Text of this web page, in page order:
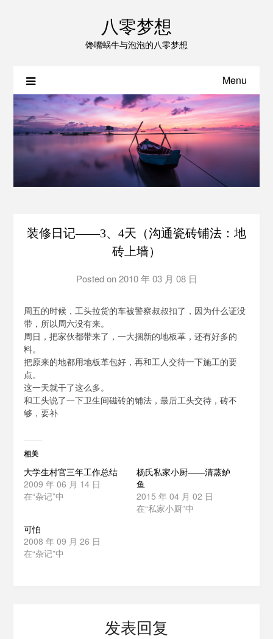
八零梦想
馋嘴蜗牛与泡泡的八零梦想
Menu
装修日记——3、4天（沟通瓷砖铺法：地
砖上墙）
Posted on2010 年 03 月 08 日
周五的时候，工头拉货的车被警察叔叔扣了，因为什么证没
带，所以周六没有来。
周日，把家伙都带来了，一大捆新的地板革，还有好多的
料。
把原来的地都用地板革包好，再和工人交待一下施工的要
点。
这一天就干了这么多。
和工头说了一下卫生间磁砖的铺法，最后工头交待，砖不
够，要补
相关
大学生村官三年工作总结
2009 年 06 月 14 日
在“杂记”中
杨氏私家小厨——清蒸鲈
鱼
2015 年 04 月 02 日
在“私家小厨”中
可怕
2008 年 09 月 26 日
在“杂记”中
发表回复